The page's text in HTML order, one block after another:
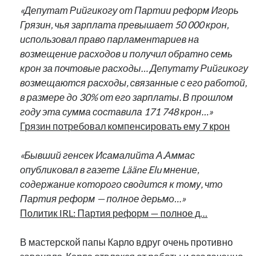
В мире
Интеграция
Обзор прессы
Образование
Парламент и правительство
Экономика
Эстония и Россия
Юмор
«Депутат Рийгикогу от Партии реформ Игорь
Грязин, чья зарплата превышает 50 000 крон,
использовал право парламентариев на
возмещение расходов и получил обратно семь
крон за почтовые расходы… Депутату Рийгикогу
возмещаются расходы, связанные с его работой,
в размере до 30% от его зарплаты. В прошлом
году эта сумма составила 171 748 крон…»
Грязин потребовал компенсировать ему 7 крон
«Бывший генсек Исамалийта А.Аммас
опубликовал в газете Lääne Elu мнение,
содержание которого сводится к тому, что
Партия реформ — полное дерьмо…»
Политик IRL: Партия реформ — полное д…
В мастерской папы Карло вдруг очень противно